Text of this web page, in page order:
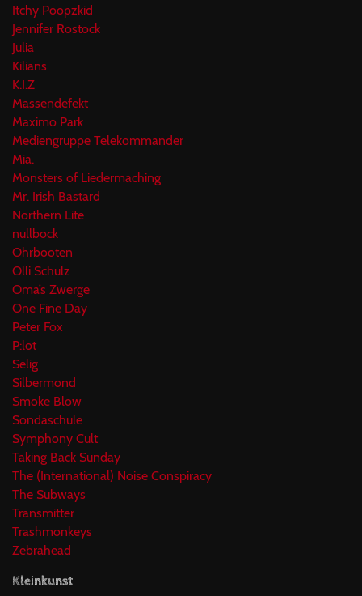
Itchy Poopzkid
Jennifer Rostock
Julia
Kilians
K.I.Z
Massendefekt
Maximo Park
Mediengruppe Telekommander
Mia.
Monsters of Liedermaching
Mr. Irish Bastard
Northern Lite
nullbock
Ohrbooten
Olli Schulz
Oma’s Zwerge
One Fine Day
Peter Fox
P:lot
Selig
Silbermond
Smoke Blow
Sondaschule
Symphony Cult
Taking Back Sunday
The (International) Noise Conspiracy
The Subways
Transmitter
Trashmonkeys
Zebrahead
Kleinkunst